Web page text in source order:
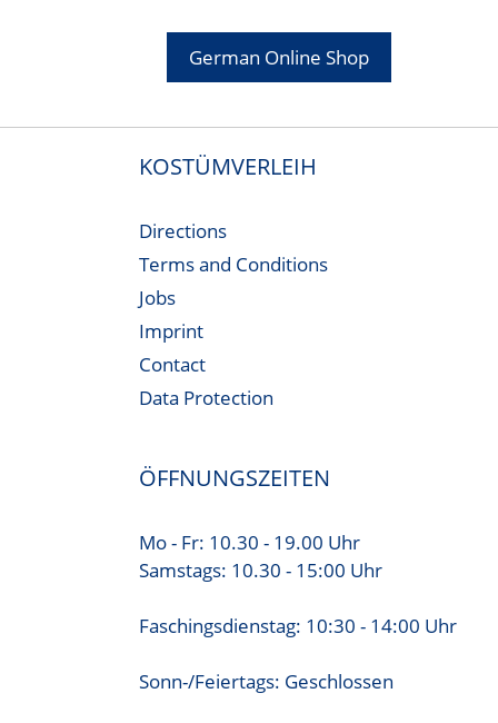
German Online Shop
KOSTÜMVERLEIH
Directions
Terms and Conditions
Jobs
Imprint
Contact
Data Protection
ÖFFNUNGSZEITEN
Mo - Fr: 10.30 - 19.00 Uhr
Samstags: 10.30 - 15:00 Uhr
Faschingsdienstag: 10:30 - 14:00 Uhr
Sonn-/Feiertags: Geschlossen